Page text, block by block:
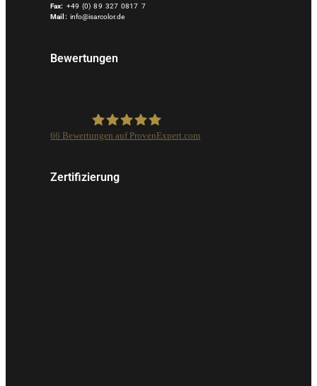
Fax: +49 (0) 89 327 0817 7
Mail: info@isarcolor.de
Bewertungen
66 Bewertungen auf ProvenExpert.com
Zertifizierung